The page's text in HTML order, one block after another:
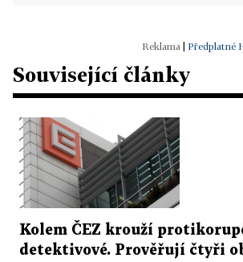
Předplatné
Související články
Kolem ČEZ krouží
detektivové. Prověřují čtyři